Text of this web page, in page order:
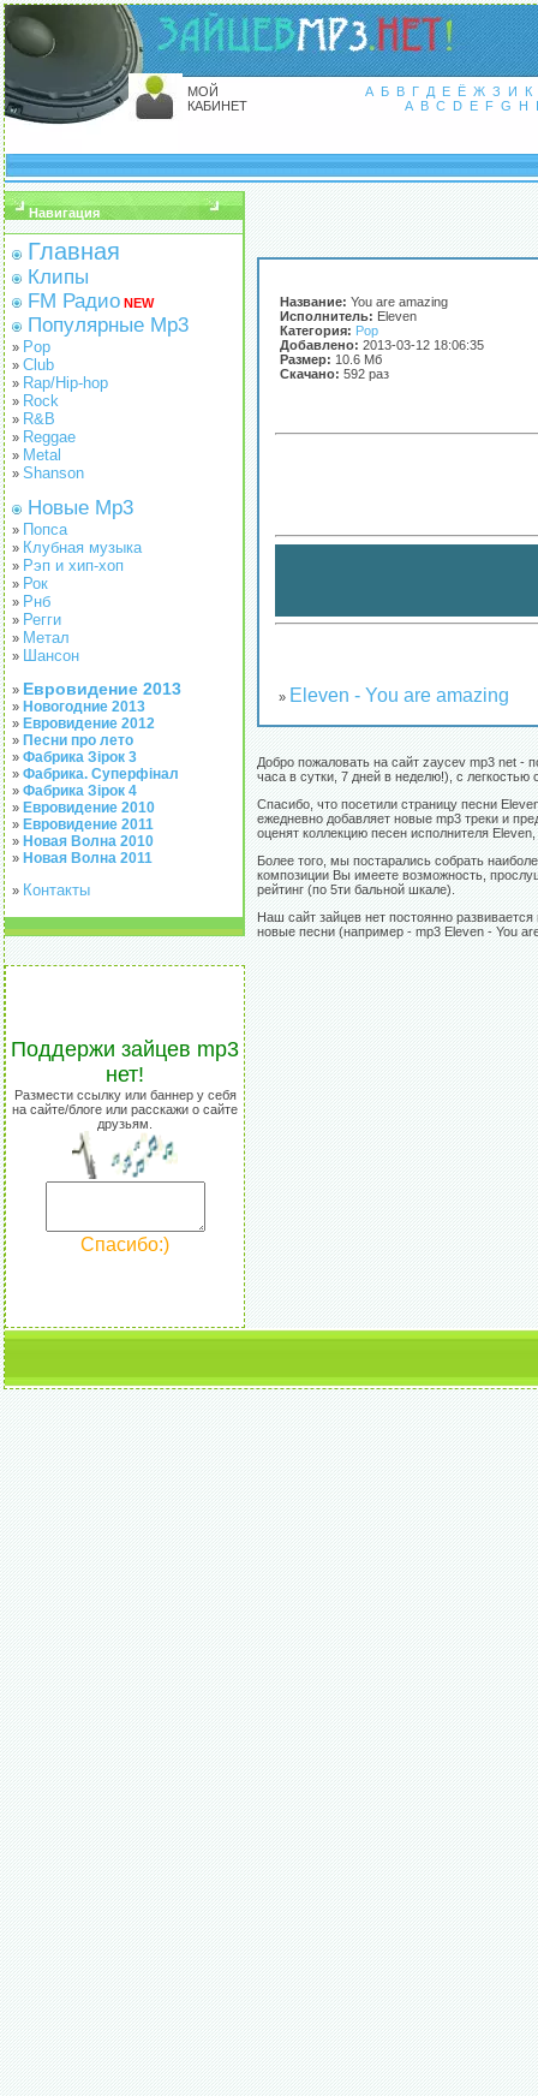
МОЙ
КАБИНЕТ
А Б В Г Д Е Ё Ж З И
К
A B C D E F G H I
Навигация
Главная
Клипы
FM Радио NEW
Популярные Mp3
» Pop
» Club
» Rap/Hip-hop
» Rock
» R&B
» Reggae
» Metal
» Shanson
Новые Mp3
» Попса
» Клубная музыка
» Рэп и хип-хоп
» Рок
» Рнб
» Регги
» Метал
» Шансон
» Евровидение 2013
» Новогодние 2013
» Евровидение 2012
» Песни про лето
» Фабрика Зірок 3
» Фабрика. Суперфінал
» Фабрика Зірок 4
» Евровидение 2010
» Евровидение 2011
» Новая Волна 2010
» Новая Волна 2011
» Контакты
Поддержи зайцев mp3
нет!
Размести ссылку или баннер у себя
на сайте/блоге или расскажи о сайте
друзьям.
Спасибо:)
Название: You are amazing
Исполнитель: Eleven
Категория: Pop
Добавлено: 2013-03-12 18:06:35
Размер: 10.6 Мб
Скачано: 592 раз
» Eleven - You are amazing
Добро пожаловать на сайт zaycev mp3 net -
часа в сутки, 7 дней в неделю!), с
Спасибо, что посетили страницу песни
ежедневно добавляет новые mp3 треки и
оценят коллекцию песен исполнителя
Более того, мы постарались собрать
композиции Вы имеете возможность,
рейтинг (по 5ти бальной шкале).
Наш сайт зайцев нет постоянно
новые песни (например - mp3 Eleven - You